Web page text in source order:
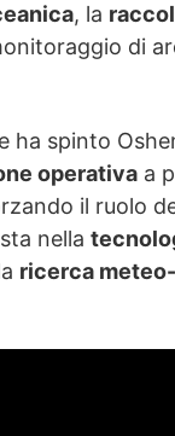
, la
di
ha spinto
operativa a
il ruolo
nella
ricerca